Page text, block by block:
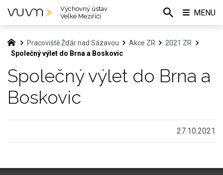
Pracoviště Žďár nad Sázavou Akce ZR
2021 ZR
Společný výlet do Brna a Boskovic
Společný výlet do Brna a
Boskovic
27.10.2021
Výchovný ústav
Velké Meziříčí
MENU